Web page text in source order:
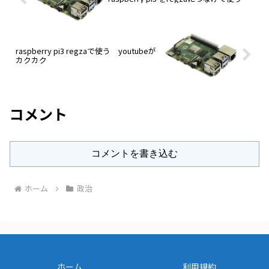
raspberry pi3 regzaで使う youtubeが
カクカク
コメント
コメントを書き込む
ホーム 政治